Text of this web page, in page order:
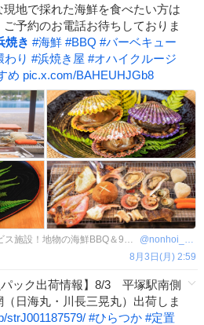
地で採れた海鮮を食べたい方は
予約のお電話お待ちしておりま
焼き #海鮮 #BBQ #バーベキュー
わり #浜焼き屋 #オハイクルージ
め pic.x.com/BAHEUHJGb8
尾鷲の海の総合サービス施設！地物の海鮮BBQ＆99％釣れる釣船＆絶景オハイ観光船【オハイの環わり】 @nonhoi_bucho
8月3日(月) 2:59
パック出荷情報】8/3 平塚駅南側
日海丸・川長三晃丸）出荷しま
strJ001187579/ #ひらつか #定置